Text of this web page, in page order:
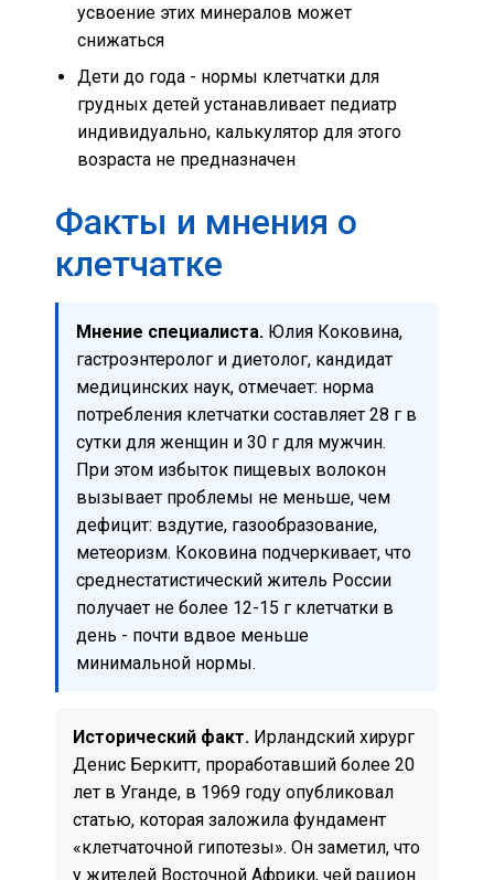
усвоение этих минералов может
снижаться
Дети до года - нормы клетчатки для
грудных детей устанавливает педиатр
индивидуально, калькулятор для этого
возраста не предназначен
Факты и мнения о
клетчатке
Мнение специалиста. Юлия Коковина,
гастроэнтеролог и диетолог, кандидат
медицинских наук, отмечает: норма
потребления клетчатки составляет 28 г в
сутки для женщин и 30 г для мужчин.
При этом избыток пищевых волокон
вызывает проблемы не меньше, чем
дефицит: вздутие, газообразование,
метеоризм. Коковина подчеркивает, что
среднестатистический житель России
получает не более 12-15 г клетчатки в
день - почти вдвое меньше
минимальной нормы.
Исторический факт. Ирландский хирург
Денис Беркитт, проработавший более 20
лет в Уганде, в 1969 году опубликовал
статью, которая заложила фундамент
«клетчаточной гипотезы». Он заметил, что
у жителей Восточной Африки, чей рацион